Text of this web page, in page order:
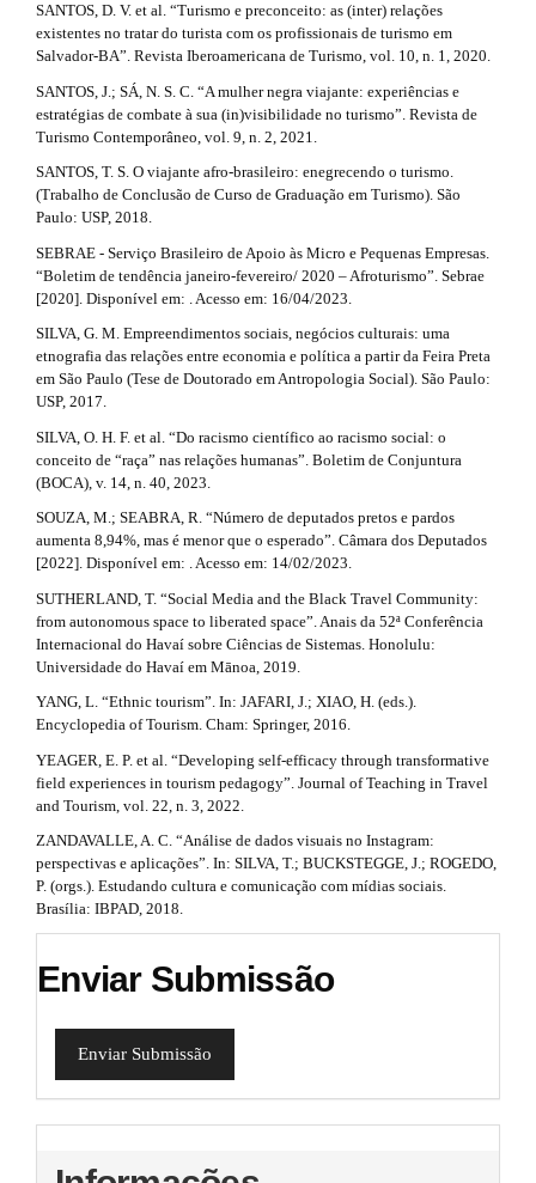
SANTOS, D. V. et al. “Turismo e preconceito: as (inter) relações
existentes no tratar do turista com os profissionais de turismo em
Salvador-BA”. Revista Iberoamericana de Turismo, vol. 10, n. 1, 2020.
SANTOS, J.; SÁ, N. S. C. “A mulher negra viajante: experiências e
estratégias de combate à sua (in)visibilidade no turismo”. Revista de
Turismo Contemporâneo, vol. 9, n. 2, 2021.
SANTOS, T. S. O viajante afro-brasileiro: enegrecendo o turismo.
(Trabalho de Conclusão de Curso de Graduação em Turismo). São
Paulo: USP, 2018.
SEBRAE - Serviço Brasileiro de Apoio às Micro e Pequenas Empresas.
“Boletim de tendência janeiro-fevereiro/ 2020 – Afroturismo”. Sebrae
[2020]. Disponível em: . Acesso em: 16/04/2023.
SILVA, G. M. Empreendimentos sociais, negócios culturais: uma
etnografia das relações entre economia e política a partir da Feira Preta
em São Paulo (Tese de Doutorado em Antropologia Social). São Paulo:
USP, 2017.
SILVA, O. H. F. et al. “Do racismo científico ao racismo social: o
conceito de “raça” nas relações humanas”. Boletim de Conjuntura
(BOCA), v. 14, n. 40, 2023.
SOUZA, M.; SEABRA, R. “Número de deputados pretos e pardos
aumenta 8,94%, mas é menor que o esperado”. Câmara dos Deputados
[2022]. Disponível em: . Acesso em: 14/02/2023.
SUTHERLAND, T. “Social Media and the Black Travel Community:
from autonomous space to liberated space”. Anais da 52ª Conferência
Internacional do Havaí sobre Ciências de Sistemas. Honolulu:
Universidade do Havaí em Mānoa, 2019.
YANG, L. “Ethnic tourism”. In: JAFARI, J.; XIAO, H. (eds.).
Encyclopedia of Tourism. Cham: Springer, 2016.
YEAGER, E. P. et al. “Developing self-efficacy through transformative
field experiences in tourism pedagogy”. Journal of Teaching in Travel
and Tourism, vol. 22, n. 3, 2022.
ZANDAVALLE, A. C. “Análise de dados visuais no Instagram:
perspectivas e aplicações”. In: SILVA, T.; BUCKSTEGGE, J.; ROGEDO,
P. (orgs.). Estudando cultura e comunicação com mídias sociais.
Brasília: IBPAD, 2018.
Enviar Submissão
Enviar Submissão